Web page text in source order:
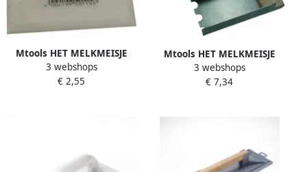
Mtools HET MELKMEISJE
Kitstrijker Fensterfix 90x80
mm |
3 webshops
€ 2,55
Mtools HET MELKMEISJE
Lijmkamschep voor
gasbeton 100 mm |
3 webshops
€ 7,34